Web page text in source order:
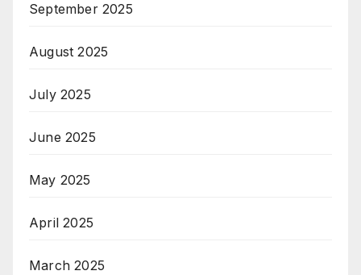
September 2025
August 2025
July 2025
June 2025
May 2025
April 2025
March 2025